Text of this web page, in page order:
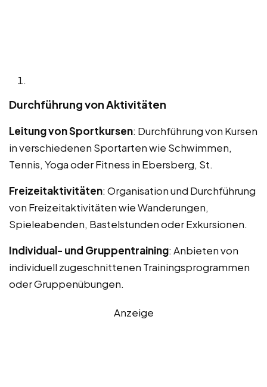
Durchführung von Aktivitäten
Leitung von Sportkursen: Durchführung von Kursen
in verschiedenen Sportarten wie Schwimmen,
Tennis, Yoga oder Fitness in Ebersberg, St.
Freizeitaktivitäten: Organisation und Durchführung
von Freizeitaktivitäten wie Wanderungen,
Spieleabenden, Bastelstunden oder Exkursionen.
Individual- und Gruppentraining: Anbieten von
individuell zugeschnittenen Trainingsprogrammen
oder Gruppenübungen.
Anzeige